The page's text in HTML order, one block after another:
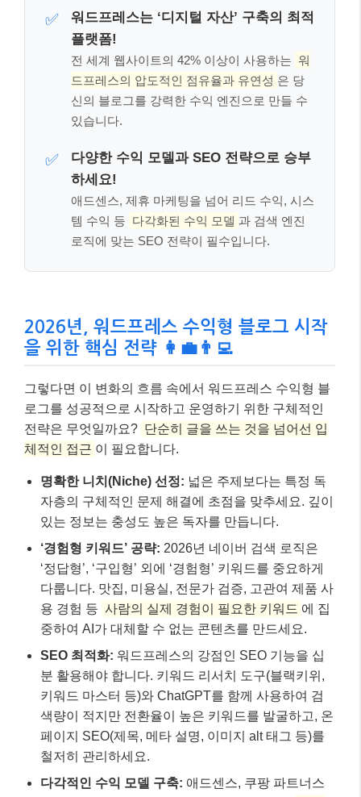
✅
워드프레스는 ‘디지털 자산’ 구축의 최적
플랫폼!
전 세계 웹사이트의 42% 이상이 사용하는 워
드프레스의 압도적인 점유율과 유연성 은 당
신의 블로그를 강력한 수익 엔진으로 만들 수
있습니다.
✅
다양한 수익 모델과 SEO 전략으로 승부
하세요!
애드센스, 제휴 마케팅을 넘어 리드 수익, 시스
템 수익 등 다각화된 수익 모델 과 검색 엔진
로직에 맞는 SEO 전략이 필수입니다.
2026년, 워드프레스 수익형 블로그 시작
을 위한 핵심 전략 👩‍💼👨‍💻
그렇다면 이 변화의 흐름 속에서 워드프레스 수익형 블
로그를 성공적으로 시작하고 운영하기 위한 구체적인
전략은 무엇일까요? 단순히 글을 쓰는 것을 넘어선 입
체적인 접근 이 필요합니다.
명확한 니치(Niche) 선정: 넓은 주제보다는 특정 독
자층의 구체적인 문제 해결에 초점을 맞추세요. 깊이
있는 정보는 충성도 높은 독자를 만듭니다.
‘경험형 키워드’ 공략: 2026년 네이버 검색 로직은
‘정답형’, ‘구입형’ 외에 ‘경험형’ 키워드를 중요하게
다룹니다. 맛집, 미용실, 전문가 검증, 고관여 제품 사
용 경험 등 사람의 실제 경험이 필요한 키워드 에 집
중하여 AI가 대체할 수 없는 콘텐츠를 만드세요.
SEO 최적화: 워드프레스의 강점인 SEO 기능을 십
분 활용해야 합니다. 키워드 리서치 도구(블랙키위,
키워드 마스터 등)와 ChatGPT를 함께 사용하여 검
색량이 적지만 전환율이 높은 키워드를 발굴하고, 온
페이지 SEO(제목, 메타 설명, 이미지 alt 태그 등)를
철저히 관리하세요.
다각적인 수익 모델 구축: 애드센스, 쿠팡 파트너스